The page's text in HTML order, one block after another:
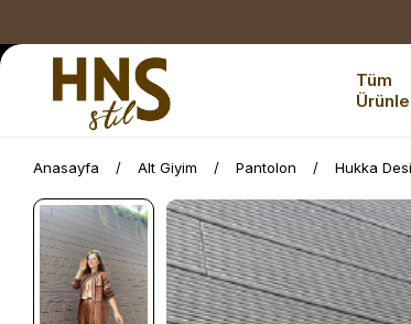
Tüm
Anasayfa Alt Giyim Pantolon Hukka